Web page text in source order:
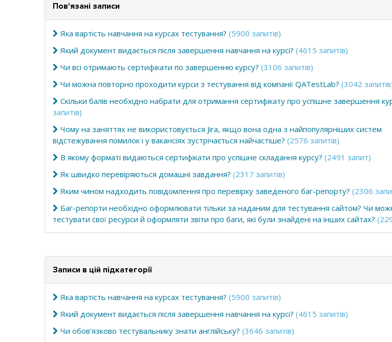
Пов'язані записи
Яка вартість навчання на курсах тестування? (5900 запитів)
Який документ видається після завершення навчання на курсі? (4615 запитів)
Чи всі отримають сертифікати по завершенню курсу? (3106 запитів)
Чи можна повторно проходити курси з тестування від компанії QATestLab? (3042
Скільки балів необхідно набрати для отримання сертифікату про успішне завершення
запитів)
Чому на заняттях не використовується Jira, якщо вона одна з найпопулярніших систем
відстежування помилок і у вакансіях зустрічається найчастіше? (2576 запитів)
В якому форматі видаються сертифікати про успішне складання курсу? (2491 запит)
Як швидко перевіряються домашні завдання? (2317 запитів)
Яким чином надходить повідомлення про перевірку заведеного баг-репорту? (2306
Баг-репорти необхідно оформлювати тільки за наданим для тестування сайтом? Чи
тестувати свої ресурси й оформляти звіти про баги, які були знайдені на інших сайтах?
Записи в цій підкатегорії
Яка вартість навчання на курсах тестування? (5900 запитів)
Який документ видається після завершення навчання на курсі? (4615 запитів)
Чи обов'язково тестувальнику знати англійську? (3646 запитів)